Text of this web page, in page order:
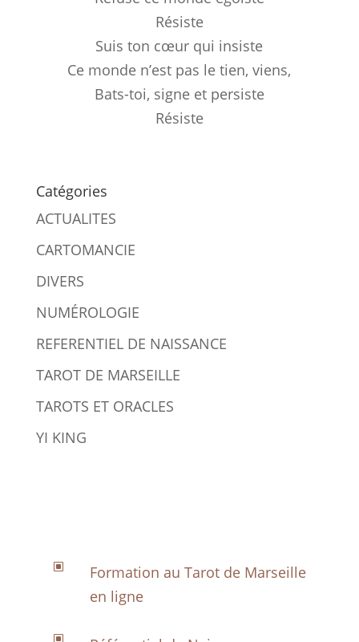
Résiste
Suis ton cœur qui insiste
Ce monde n’est pas le tien, viens,
Bats-toi, signe et persiste
Résiste
Catégories
ACTUALITES
CARTOMANCIE
DIVERS
NUMÉROLOGIE
REFERENTIEL DE NAISSANCE
TAROT DE MARSEILLE
TAROTS ET ORACLES
YI KING
W
Formation au Tarot de Marseille
en ligne
W